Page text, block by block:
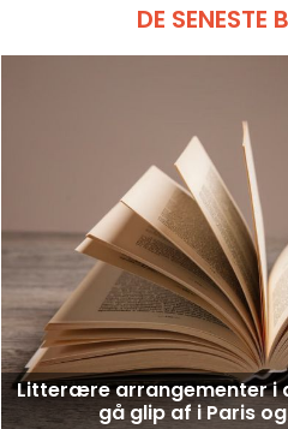
DE SENESTE
Litterære arrangementer i
gå glip af i Paris